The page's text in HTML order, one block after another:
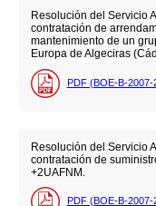
Resolución del Servicio
contratación de
mantenimiento de un
Europa de Algeciras
PDF (BOE-B-2007-
Resolución del Servicio
contratación de
+2UAFNM.
PDF (BOE-B-2007-